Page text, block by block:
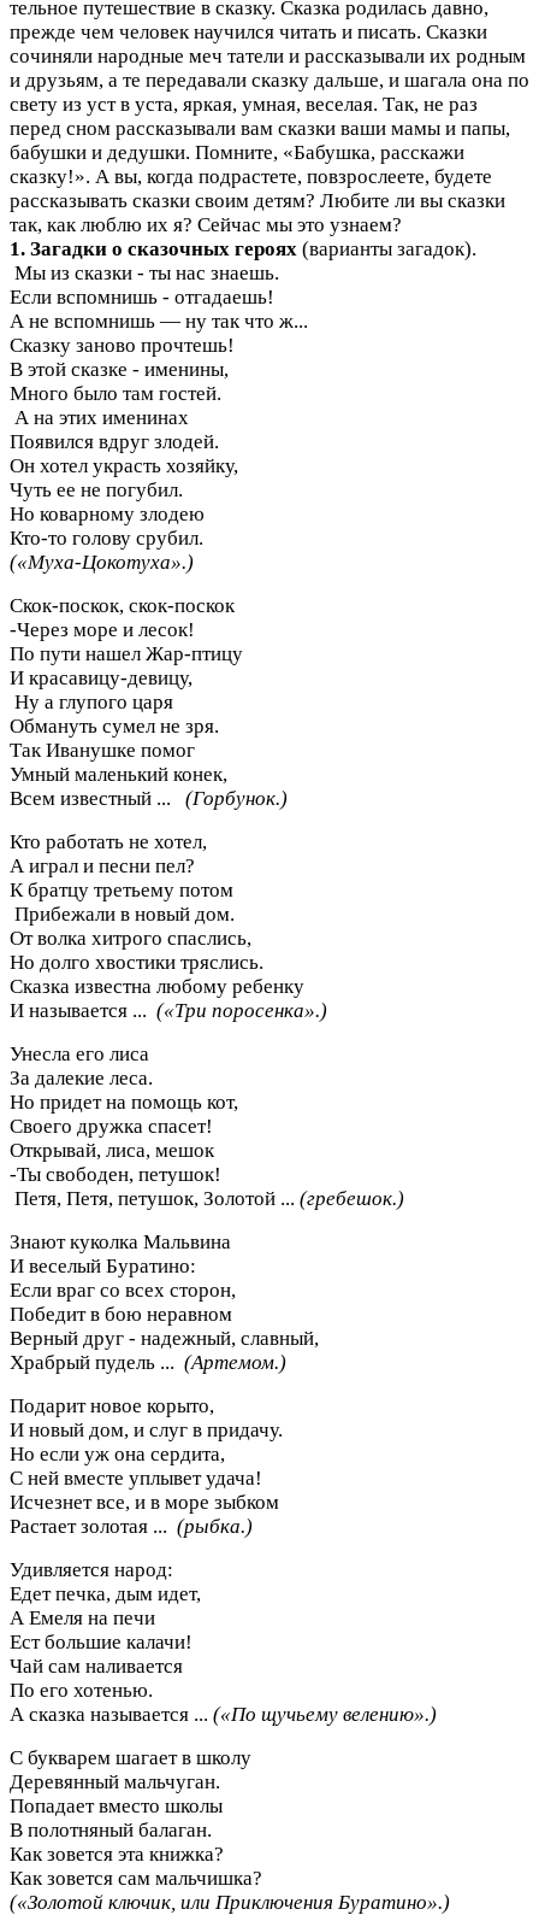
тельное путешествие в сказку. Сказка родилась давно,
прежде чем человек научился читать и писать. Сказки
сочиняли народные меч татели и рассказывали их родным
и друзьям, а те передавали сказку дальше, и шагала она по
свету из уст в уста, яркая, умная, веселая. Так, не раз
перед сном рассказывали вам сказки ваши мамы и папы,
бабушки и дедушки. Помните, «Бабушка, расскажи
сказку!». А вы, когда подрастете, повзрослеете, будете
рассказывать сказки своим детям? Любите ли вы сказки
так, как люблю их я? Сейчас мы это узнаем?
1. Загадки о сказочных героях (варианты загадок).
Мы из сказки - ты нас знаешь.
Если вспомнишь - отгадаешь!
А не вспомнишь — ну так что ж...
Сказку заново прочтешь!
В этой сказке - именины,
Много было там гостей.
А на этих именинах
Появился вдруг злодей.
Он хотел украсть хозяйку,
Чуть ее не погубил.
Но коварному злодею
Кто-то голову срубил.
(«Муха-Цокотуха».)
Скок-поскок, скок-поскок
-Через море и лесок!
По пути нашел Жар-птицу
И красавицу-девицу,
Ну а глупого царя
Обмануть сумел не зря.
Так Иванушке помог
Умный маленький конек,
Всем известный ...
(Горбунок.)
Кто работать не хотел,
А играл и песни пел?
К братцу третьему потом
Прибежали в новый дом.
От волка хитрого спаслись,
Но долго хвостики тряслись.
Сказка известна любому ребенку
И называется ... («Три поросенка».)
Унесла его лиса
За далекие леса.
Но придет на помощь кот,
Своего дружка спасет!
Открывай, лиса, мешок
-Ты свободен, петушок!
Петя, Петя, петушок, Золотой ... (гребешок.)
Знают куколка Мальвина
И веселый Буратино:
Если враг со всех сторон,
Победит в бою неравном
Верный друг - надежный, славный,
Храбрый пудель ... (Артемом.)
Подарит новое корыто,
И новый дом, и слуг в придачу.
Но если уж она сердита,
С ней вместе уплывет удача!
Исчезнет все, и в море зыбком
Растает золотая ... (рыбка.)
Удивляется народ:
Едет печка, дым идет,
А Емеля на печи
Ест большие калачи!
Чай сам наливается
По его хотенью.
А сказка называется ... («По щучьему велению».)
С букварем шагает в школу
Деревянный мальчуган.
Попадает вместо школы
В полотняный балаган.
Как зовется эта книжка?
Как зовется сам мальчишка?
(«Золотой ключик, или Приключения Буратино».)